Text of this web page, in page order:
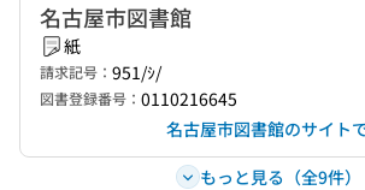
名古屋市図書館
紙
請求記号： 951/ｼ/
図書登録番号： 0110216645
名古屋市図書館のサイト
もっと見る（全9件）